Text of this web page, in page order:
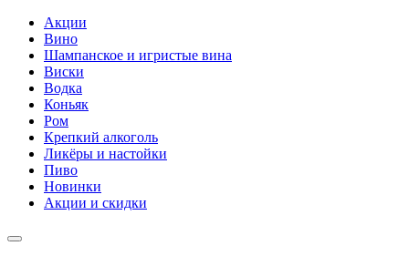
Акции
Вино
Шампанское и игристые вина
Виски
Водка
Коньяк
Ром
Крепкий алкоголь
Ликёры и настойки
Пиво
Новинки
Акции и скидки